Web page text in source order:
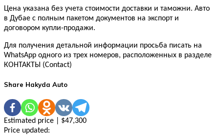
Цена указана без учета стоимости доставки и таможни. Авто
в Дубае с полным пакетом документов на экспорт и
договором купли-продажи.
Для получения детальной информации просьба писать на
WhatsApp одного из трех номеров, расположенных в разделе
КОНТАКТЫ (Contact)
Share Hakyda Auto
Estimated price | $47,300
Price updated: